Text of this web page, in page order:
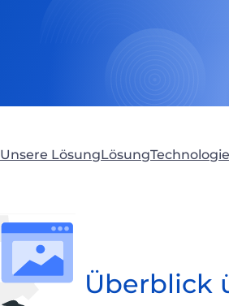
Unsere LösungLösung
Überblick